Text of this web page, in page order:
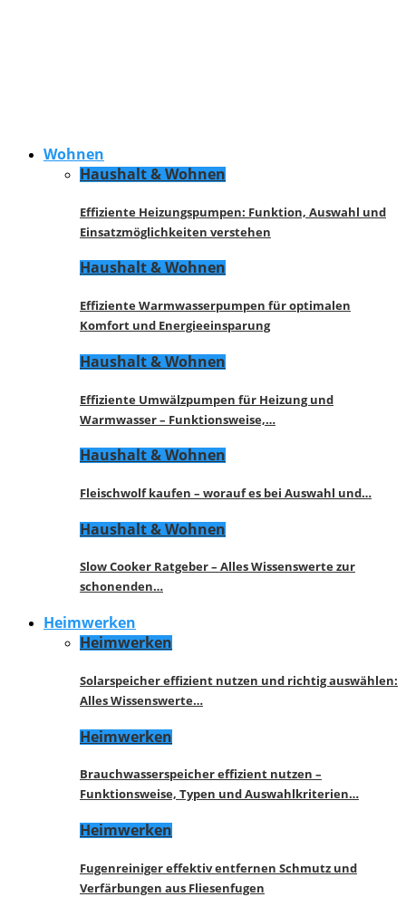
Wohnen
Haushalt & Wohnen
Effiziente Heizungspumpen: Funktion, Auswahl und
Einsatzmöglichkeiten verstehen
Haushalt & Wohnen
Effiziente Warmwasserpumpen für optimalen
Komfort und Energieeinsparung
Haushalt & Wohnen
Effiziente Umwälzpumpen für Heizung und
Warmwasser – Funktionsweise,…
Haushalt & Wohnen
Fleischwolf kaufen – worauf es bei Auswahl und…
Haushalt & Wohnen
Slow Cooker Ratgeber – Alles Wissenswerte zur
schonenden…
Heimwerken
Heimwerken
Solarspeicher effizient nutzen und richtig auswählen:
Alles Wissenswerte…
Heimwerken
Brauchwasserspeicher effizient nutzen –
Funktionsweise, Typen und Auswahlkriterien…
Heimwerken
Fugenreiniger effektiv entfernen Schmutz und
Verfärbungen aus Fliesenfugen